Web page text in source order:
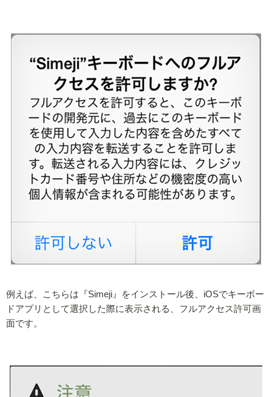
例えば、こちらは『Simeji』をインストール後、iOSでキーボー
ドアプリとして選択した際に表示される、フルアクセス許可画
面です。